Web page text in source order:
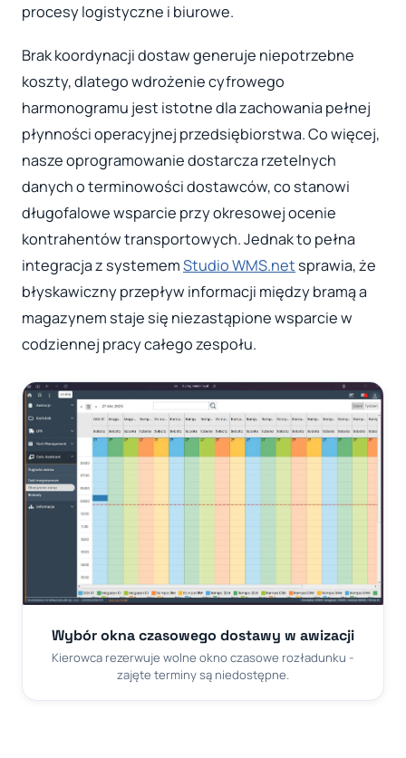
procesy logistyczne i biurowe.
Brak koordynacji dostaw generuje niepotrzebne
koszty, dlatego wdrożenie cyfrowego
harmonogramu jest istotne dla zachowania pełnej
płynności operacyjnej przedsiębiorstwa. Co więcej,
nasze oprogramowanie dostarcza rzetelnych
danych o terminowości dostawców, co stanowi
długofalowe wsparcie przy okresowej ocenie
kontrahentów transportowych. Jednak to pełna
integracja z systememStudio WMS.net sprawia, że
błyskawiczny przepływ informacji między bramą a
magazynem staje się niezastąpione wsparcie w
codziennej pracy całego zespołu.
Wybór okna czasowego dostawy w awizacji
Kierowca rezerwuje wolne okno czasowe rozładunku -
zajęte terminy są niedostępne.